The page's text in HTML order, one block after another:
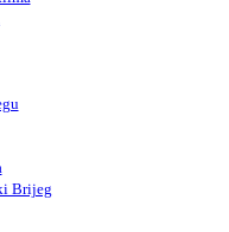
Brijeg